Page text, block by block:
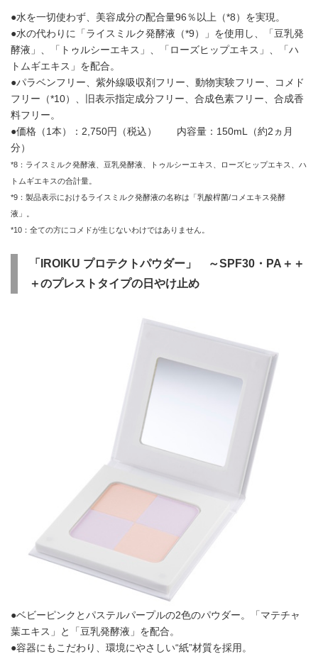
●水を一切使わず、美容成分の配合量96％以上（*8）を実現。
●水の代わりに「ライスミルク発酵液（*9）」を使用し、「豆乳発
酵液」、「トゥルシーエキス」、「ローズヒップエキス」、「ハ
トムギエキス」を配合。
●パラベンフリー、紫外線吸収剤フリー、動物実験フリー、コメド
フリー（*10）、旧表示指定成分フリー、合成色素フリー、合成香
料フリー。
●価格（1本）：2,750円（税込） 内容量：150mL（約2ヵ月
分）
*8：ライスミルク発酵液、豆乳発酵液、トゥルシーエキス、ローズヒップエキス、ハ
トムギエキスの合計量。
*9：製品表示におけるライスミルク発酵液の名称は「乳酸桿菌/コメエキス発酵
液」。
*10：全ての方にコメドが生じないわけではありません。
「 IROIKU プロテクトパウダー」 ～SPF30 ・ PA ＋＋
＋のプレストタイプの日やけ止め
●ベビーピンクとパステルパープルの2色のパウダー。「マテチャ
葉エキス」と「豆乳発酵液」を配合。
●容器にもこだわり、環境にやさしい“紙”材質を採用。